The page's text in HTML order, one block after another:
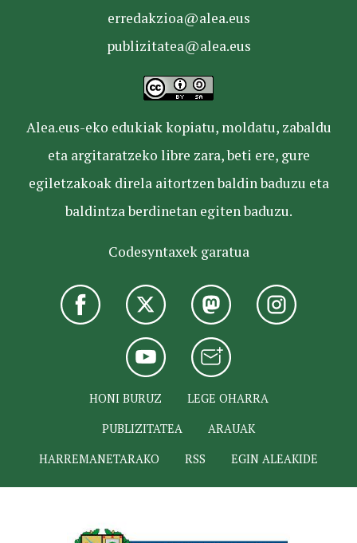
erredakzioa@alea.eus
publizitatea@alea.eus
Alea.eus-eko edukiak kopiatu, moldatu, zabaldu
eta argitaratzeko libre zara, beti ere, gure
egiletzakoak direla aitortzen baldin baduzu eta
baldintza berdinetan egiten baduzu.
Codesyntaxek garatua
HONI BURUZ
LEGE OHARRA
PUBLIZITATEA
ARAUAK
HARREMANETARAKO
RSS EGIN ALEAKIDE